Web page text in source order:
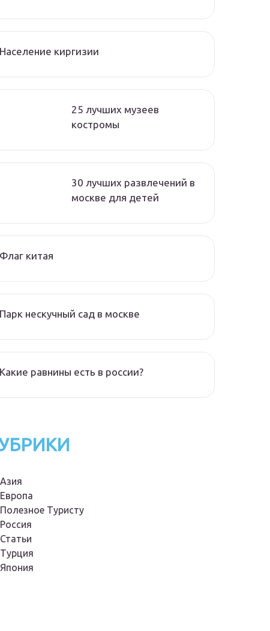
Население киргизии
25 лучших музеев
костромы
30 лучших развлечений в
москве для детей
Флаг китая
Парк нескучный сад в москве
Какие равнины есть в россии?
Азия
Европа
Полезное Туристу
Россия
Статьи
Турция
Япония